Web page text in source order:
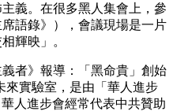
義。在很多黑人集會上，參
語錄》），會議現場是一片
輝映」。
者》報導：「黑命貴」創始
來實驗室，是由「華人進步
人進步會經常代表中共贊助